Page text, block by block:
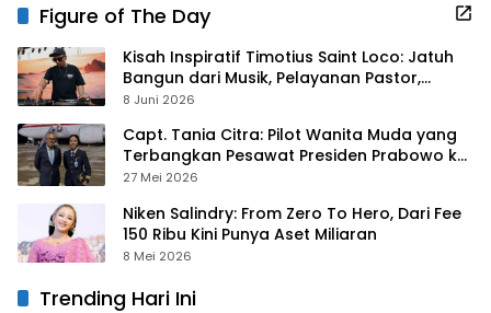
Figure of The Day
Kisah Inspiratif Timotius Saint Loco: Jatuh
Bangun dari Musik, Pelayanan Pastor,
hingga Gurita Bisnis Sambal Babon
8 Juni 2026
Capt. Tania Citra: Pilot Wanita Muda yang
Terbangkan Pesawat Presiden Prabowo ke
Prancis
27 Mei 2026
Niken Salindry: From Zero To Hero, Dari Fee
150 Ribu Kini Punya Aset Miliaran
8 Mei 2026
Trending Hari Ini